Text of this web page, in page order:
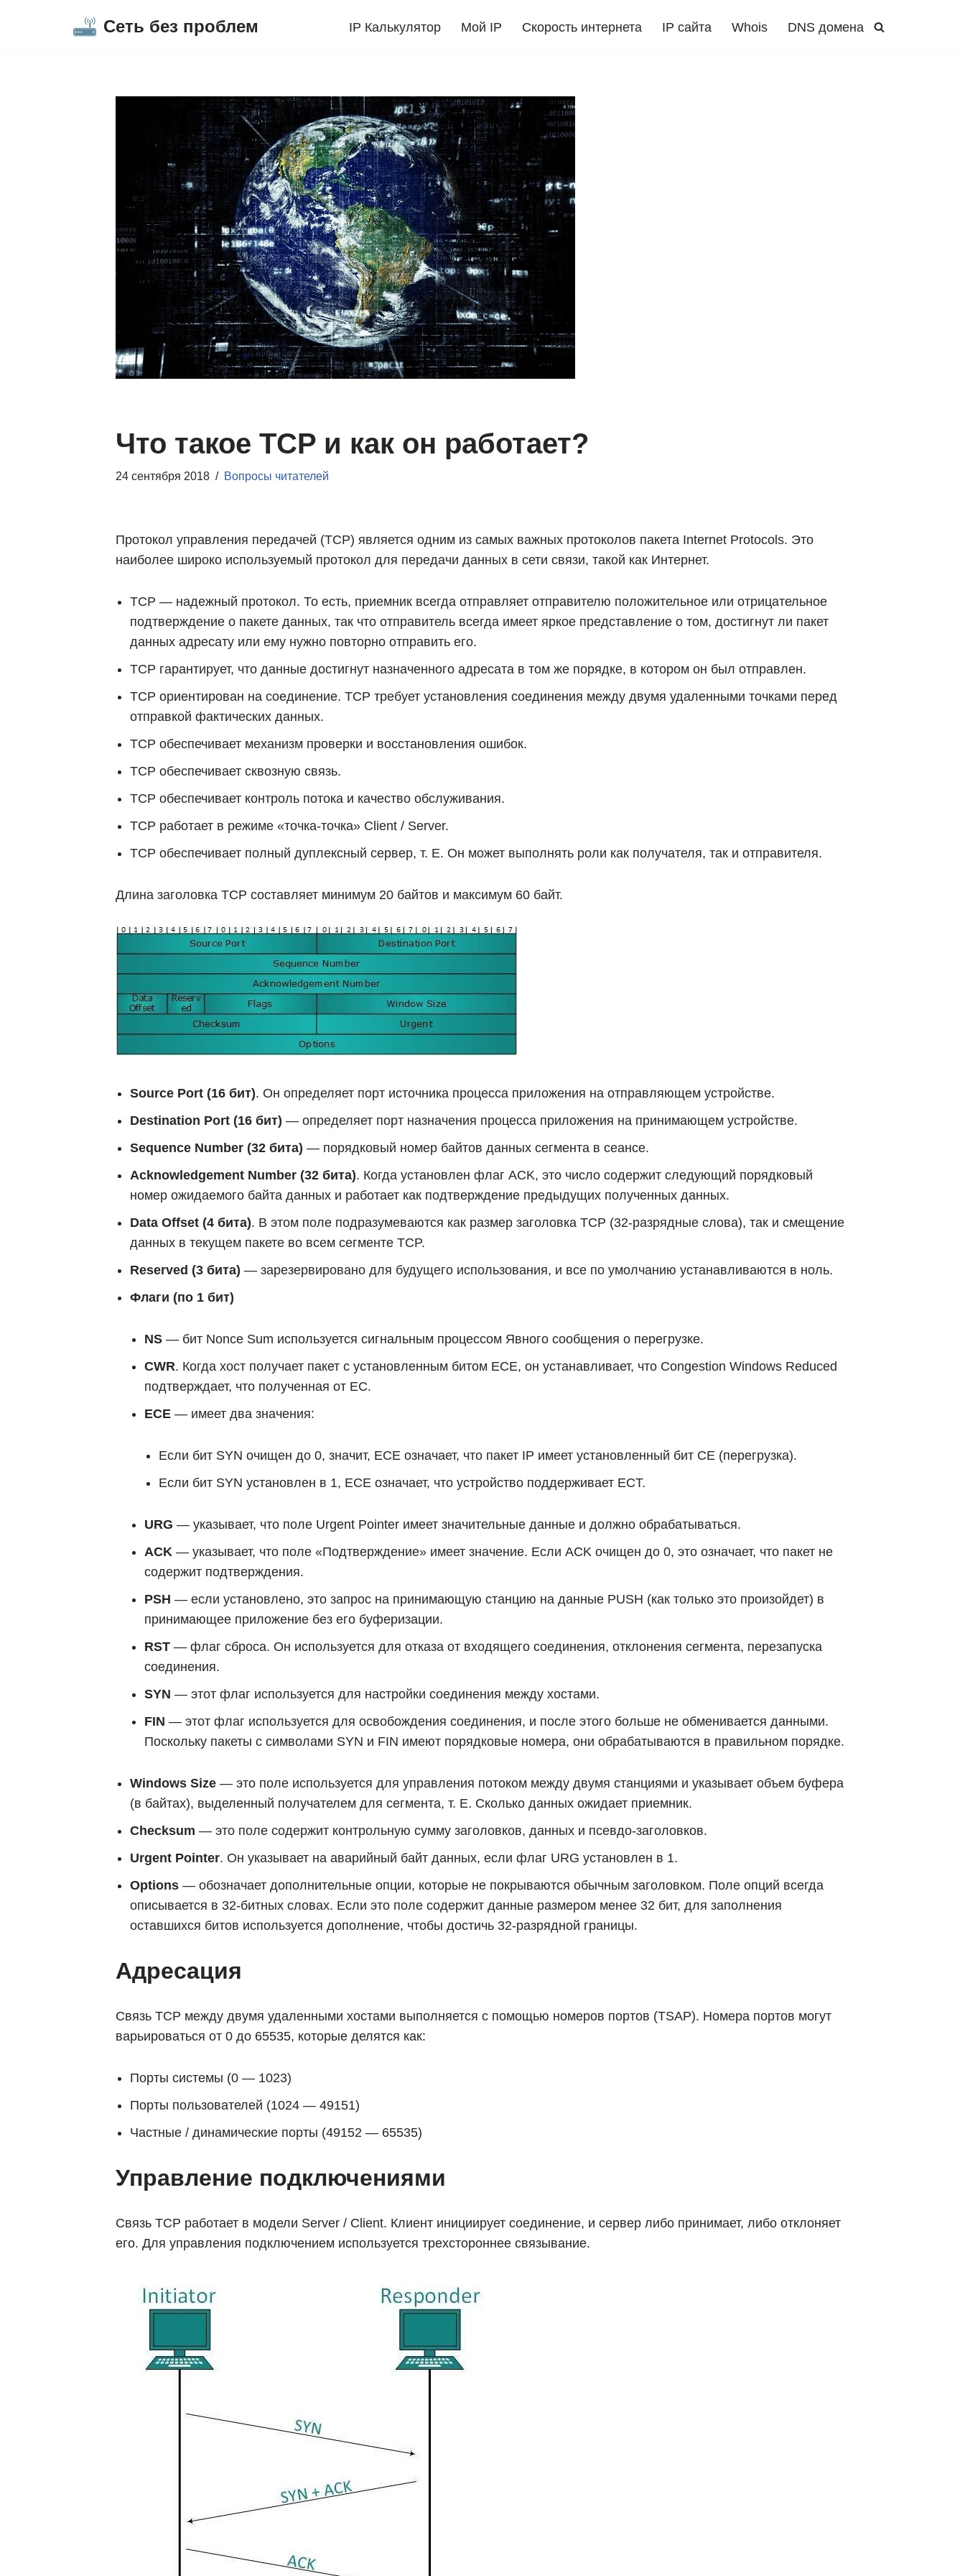
Сеть без проблем IP Калькулятор Мой IP Скорость интернета IP сайта Whois DNS домена
Что такое TCP и как он работает?
24 сентября 2018 Вопросы читателей
Протокол управления передачей (TCP) является одним из самых важных протоколов пакета Internet Protocols. Это
наиболее широко используемый протокол для передачи данных в сети связи, такой как Интернет.
TCP — надежный протокол. То есть, приемник всегда отправляет отправителю положительное или отрицательное
подтверждение о пакете данных, так что отправитель всегда имеет яркое представление о том, достигнут ли пакет
данных адресату или ему нужно повторно отправить его.
TCP гарантирует, что данные достигнут назначенного адресата в том же порядке, в котором он был отправлен.
TCP ориентирован на соединение. TCP требует установления соединения между двумя удаленными точками перед
отправкой фактических данных.
TCP обеспечивает механизм проверки и восстановления ошибок.
TCP обеспечивает сквозную связь.
TCP обеспечивает контроль потока и качество обслуживания.
TCP работает в режиме «точка-точка» Client / Server.
TCP обеспечивает полный дуплексный сервер, т. Е. Он может выполнять роли как получателя, так и отправителя.
Длина заголовка TCP составляет минимум 20 байтов и максимум 60 байт.
Source Port (16 бит). Он определяет порт источника процесса приложения на отправляющем устройстве.
Destination Port (16 бит) — определяет порт назначения процесса приложения на принимающем устройстве.
Sequence Number (32 бита) — порядковый номер байтов данных сегмента в сеансе.
Acknowledgement Number (32 бита). Когда установлен флаг ACK, это число содержит следующий порядковый
номер ожидаемого байта данных и работает как подтверждение предыдущих полученных данных.
Data Offset (4 бита). В этом поле подразумеваются как размер заголовка TCP (32-разрядные слова), так и смещение
данных в текущем пакете во всем сегменте TCP.
Reserved (3 бита) — зарезервировано для будущего использования, и все по умолчанию устанавливаются в ноль.
Флаги (по 1 бит)
NS— бит Nonce Sum используется сигнальным процессом Явного сообщения о перегрузке.
CWR. Когда хост получает пакет с установленным битом ECE, он устанавливает, что Congestion Windows Reduced
подтверждает, что полученная от ЕС.
ECE— имеет два значения:
Если бит SYN очищен до 0, значит, ECE означает, что пакет IP имеет установленный бит CE (перегрузка).
Если бит SYN установлен в 1, ECE означает, что устройство поддерживает ECT.
URG — указывает, что поле Urgent Pointer имеет значительные данные и должно обрабатываться.
ACK— указывает, что поле «Подтверждение» имеет значение. Если ACK очищен до 0, это означает, что пакет не
содержит подтверждения.
PSH — если установлено, это запрос на принимающую станцию ​​на данные PUSH (как только это произойдет) в
принимающее приложение без его буферизации.
RST— флаг сброса. Он используется для отказа от входящего соединения, отклонения сегмента, перезапуска
соединения.
SYN — этот флаг используется для настройки соединения между хостами.
FIN — этот флаг используется для освобождения соединения, и после этого больше не обменивается данными.
Поскольку пакеты с символами SYN и FIN имеют порядковые номера, они обрабатываются в правильном порядке.
Windows Size— это поле используется для управления потоком между двумя станциями и указывает объем буфера
(в байтах), выделенный получателем для сегмента, т. Е. Сколько данных ожидает приемник.
Checksum — это поле содержит контрольную сумму заголовков, данных и псевдо-заголовков.
Urgent Pointer. Он указывает на аварийный байт данных, если флаг URG установлен в 1.
Options— обозначает дополнительные опции, которые не покрываются обычным заголовком. Поле опций всегда
описывается в 32-битных словах. Если это поле содержит данные размером менее 32 бит, для заполнения
оставшихся битов используется дополнение, чтобы достичь 32-разрядной границы.
Адресация
Связь TCP между двумя удаленными хостами выполняется с помощью номеров портов (TSAP). Номера портов могут
варьироваться от 0 до 65535, которые делятся как:
Порты системы (0 — 1023)
Порты пользователей (1024 — 49151)
Частные / динамические порты (49152 — 65535)
Управление подключениями
Связь TCP работает в модели Server / Client. Клиент инициирует соединение, и сервер либо принимает, либо отклоняет
его. Для управления подключением используется трехстороннее связывание.